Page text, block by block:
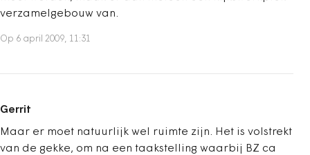
verzamelgebouw van.
Op 6 april 2009, 11:31
Gerrit
Maar er moet natuurlijk wel ruimte zijn. Het is volstrekt
van de gekke, om na een taakstelling waarbij BZ ca